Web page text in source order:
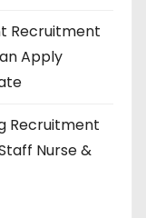
Recruitment
Apply
Recruitment
Nurse &